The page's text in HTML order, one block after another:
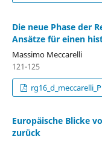
Die neue Phase der
Ansätze für einen
Massimo Meccarelli
121-125
Europäische Blicke
zurück